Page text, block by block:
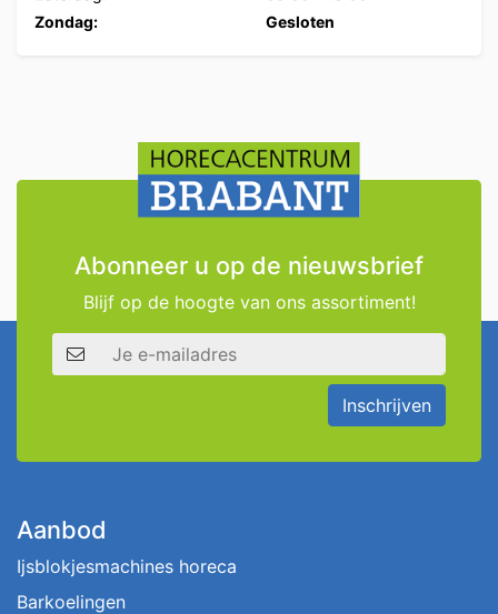
Zondag:
Gesloten
Abonneer u op de nieuwsbrief
Blijf op de hoogte van ons assortiment!
E-mailadres
Inschrijven
Aanbod
Ijsblokjesmachines horeca
Barkoelingen